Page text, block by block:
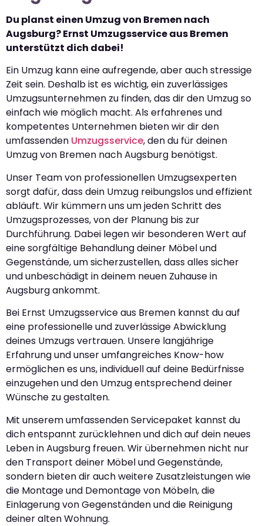
Du planst einen Umzug von Bremen nach
Augsburg? Ernst Umzugsservice aus Bremen
unterstützt dich dabei!
Ein Umzug kann eine aufregende, aber auch stressige
Zeit sein. Deshalb ist es wichtig, ein zuverlässiges
Umzugsunternehmen zu finden, das dir den Umzug so
einfach wie möglich macht. Als erfahrenes und
kompetentes Unternehmen bieten wir dir den
umfassenden Umzugsservice, den du für deinen
Umzug von Bremen nach Augsburg benötigst.
Unser Team von professionellen Umzugsexperten
sorgt dafür, dass dein Umzug reibungslos und effizient
abläuft. Wir kümmern uns um jeden Schritt des
Umzugsprozesses, von der Planung bis zur
Durchführung. Dabei legen wir besonderen Wert auf
eine sorgfältige Behandlung deiner Möbel und
Gegenstände, um sicherzustellen, dass alles sicher
und unbeschädigt in deinem neuen Zuhause in
Augsburg ankommt.
Bei Ernst Umzugsservice aus Bremen kannst du auf
eine professionelle und zuverlässige Abwicklung
deines Umzugs vertrauen. Unsere langjährige
Erfahrung und unser umfangreiches Know-how
ermöglichen es uns, individuell auf deine Bedürfnisse
einzugehen und den Umzug entsprechend deiner
Wünsche zu gestalten.
Mit unserem umfassenden Servicepaket kannst du
dich entspannt zurücklehnen und dich auf dein neues
Leben in Augsburg freuen. Wir übernehmen nicht nur
den Transport deiner Möbel und Gegenstände,
sondern bieten dir auch weitere Zusatzleistungen wie
die Montage und Demontage von Möbeln, die
Einlagerung von Gegenständen und die Reinigung
deiner alten Wohnung.